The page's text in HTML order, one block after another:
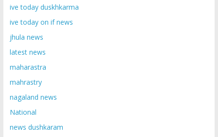
ive today duskhkarma
ive today on if news
jhula news
latest news
maharastra
mahrastry
nagaland news
National
news dushkaram